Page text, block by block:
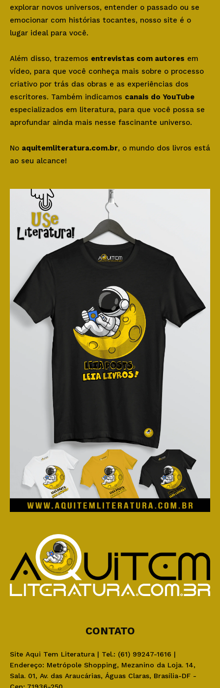
explorar novos universos, entender o passado ou se
emocionar com histórias tocantes, nosso site é o
lugar ideal para você.
Além disso, trazemos entrevistas com autores em
vídeo, para que você conheça mais sobre o processo
criativo por trás das obras e as experiências dos
escritores. Também indicamos canais do YouTube
especializados em literatura, para que você possa se
aprofundar ainda mais nesse fascinante universo.
No aquitemliteratura.com.br, o mundo dos livros está
ao seu alcance!
CONTATO
Site Aqui Tem Literatura | Tel.: (61) 99247-1616 |
Endereço: Metrópole Shopping, Mezanino da Loja. 14,
Sala. 01, Av. das Araucárias, Águas Claras, Brasília-DF -
Cep: 71936-250